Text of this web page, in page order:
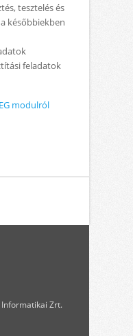
tesztelés és
későbbiekben
feladatok
modulról
Zrt.